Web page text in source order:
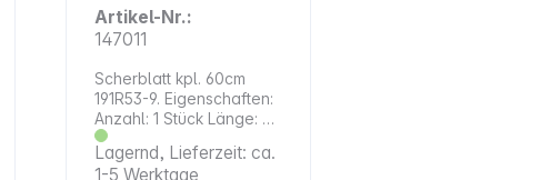
Artikel-Nr.:
147011
Scherblatt kpl. 60cm
191R53-9. Eigenschaften:
Anzahl: 1 Stück Länge: 60
cm Passend für Akku-
Heckenschere UH004G,
Lagernd, Lieferzeit: ca.
1-5 Werktage